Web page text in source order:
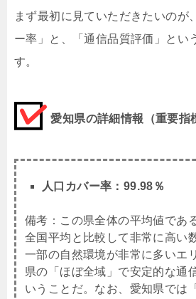
まず最初に見ていただきたいのが
ー率」と、「通信品質評価」とい
す。
愛知県の詳細情報（重要指
人口カバー率： 99.98 ％
備考：この県全体の平均値であ
全国平均と比較して非常に高い
一部の自然環境が非常に多いエ
県の「ほぼ全域」で安定的な通
いうことだ。なお、愛知県では